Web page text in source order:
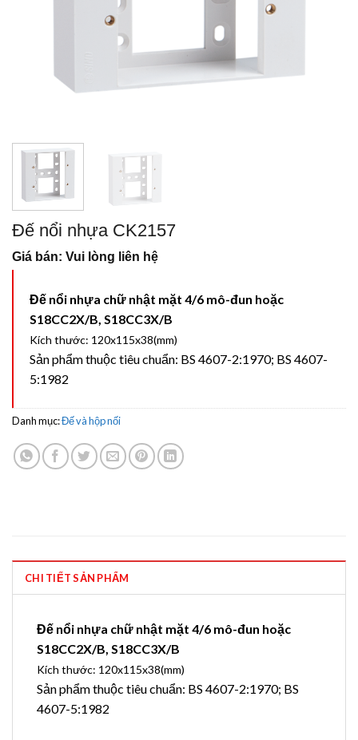
Đế nổi nhựa CK2157
Giá bán: Vui lòng liên hệ
Đế nổi nhựa chữ nhật mặt 4/6 mô-đun hoặc
S18CC2X/B, S18CC3X/B
Kích thước: 120x115x38(mm)
Sản phẩm thuộc tiêu chuẩn: BS 4607-2:1970; BS 4607-
5:1982
Danh mục:Đế và hộp nối
CHI TIẾT SẢN PHẨM
Đế nổi nhựa chữ nhật mặt 4/6 mô-đun hoặc
S18CC2X/B, S18CC3X/B
Kích thước: 120x115x38(mm)
Sản phẩm thuộc tiêu chuẩn: BS 4607-2:1970; BS
4607-5:1982